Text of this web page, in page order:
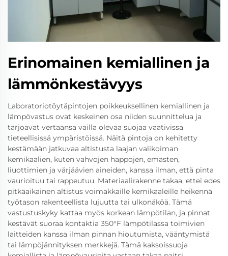
Erinomainen kemiallinen ja
lämmönkestävyys
Laboratoriotöytäpintojen poikkeuksellinen kemiallinen ja
lämpövastus ovat keskeinen osa niiden suunnittelua ja
tarjoavat vertaansa vailla olevaa suojaa vaativissa
tieteellisissä ympäristöissä. Näitä pintoja on kehitetty
kestämään jatkuvaa altistusta laajan valikoiman
kemikaalien, kuten vahvojen happojen, emästen,
liuottimien ja värjäävien aineiden, kanssa ilman, että pinta
vaurioituu tai rappeutuu. Materiaalirakenne takaa, ettei edes
pitkäaikainen altistus voimakkaille kemikaaleille heikennä
työtason rakenteellista lujuutta tai ulkonäköä. Tämä
vastustuskyky kattaa myös korkean lämpötilan, ja pinnat
kestävät suoraa kontaktia 350°F lämpötilassa toimivien
laitteiden kanssa ilman pinnan hioutumista, vääntymistä
tai lämpöjännityksen merkkejä. Tämä kaksoissuoja